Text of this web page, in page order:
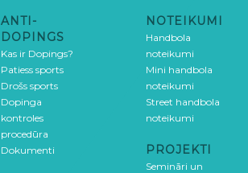
ANTI-
DOPINGS
Kas ir Dopings?
Patiess sports
Drošs sports
Dopinga
kontroles
procedūra
Dokumenti
NOTEIKUMI
Handbola
noteikumi
Mini handbola
noteikumi
Street handbola
noteikumi
PROJEKTI
Semināri un